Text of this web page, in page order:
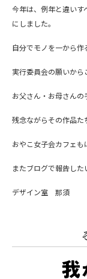
今年は、例年と違い
にしました。
自分でモノを一から作
実行委員会の願いから
お父さん・お母さんの
残念ながらその作品た
おやこ女子会カフェも
またブログで報告し
デザイン室 那須